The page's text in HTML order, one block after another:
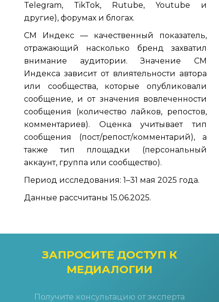
Telegram, TikTok, Rutube, Youtube и
другие), форумах и блогах.
СМ Индекс — качественный показатель,
отражающий насколько бренд захватил
внимание аудитории. Значение СМ
Индекса зависит от влиятельности автора
или сообщества, которые опубликовали
сообщение, и от значения вовлеченности
сообщения (количество лайков, репостов,
комментариев). Оценка учитывает тип
сообщения (пост/репост/комментарий), а
также тип площадки (персональный
аккаунт, группа или сообщество).
Период исследования: 1–31 мая 2025 года.
Данные рассчитаны 15.06.2025.
ЗАПРОСИТЕ ДОСТУП К
МЕДИАЛОГИИ
Получите консультацию от эксперта